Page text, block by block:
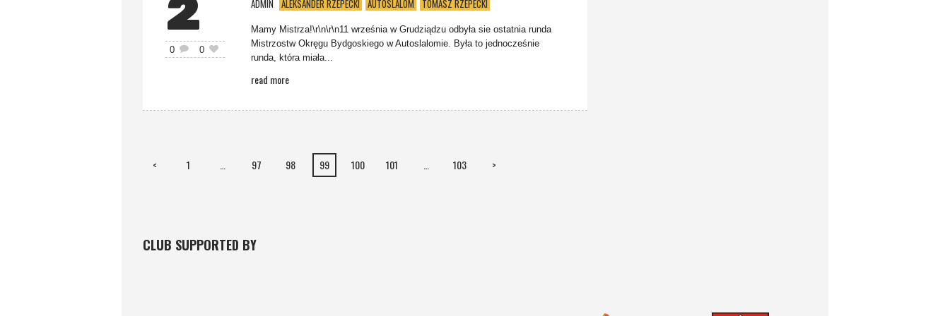
2
0 0
ADMIN ALEKSANDER RZEPECKI AUTOSLALOM TOMASZ RZEPECKI
Mamy Mistrza!\r\n\r\n11 września w Grudziądzu odbyła sie ostatnia runda
Mistrzostw Okręgu Bydgoskiego w Autoslalomie. Była to jednocześnie
runda, która miała...
read more
< 1 97 98 99 100 101 103 >
CLUB SUPPORTED BY